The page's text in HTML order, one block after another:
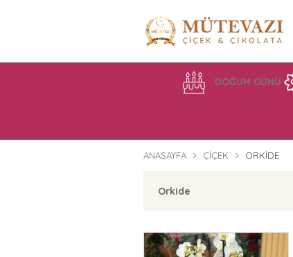
DOĞUM GÜNÜ
ANASAYFA ÇIÇEK ORKIDE
Orkide